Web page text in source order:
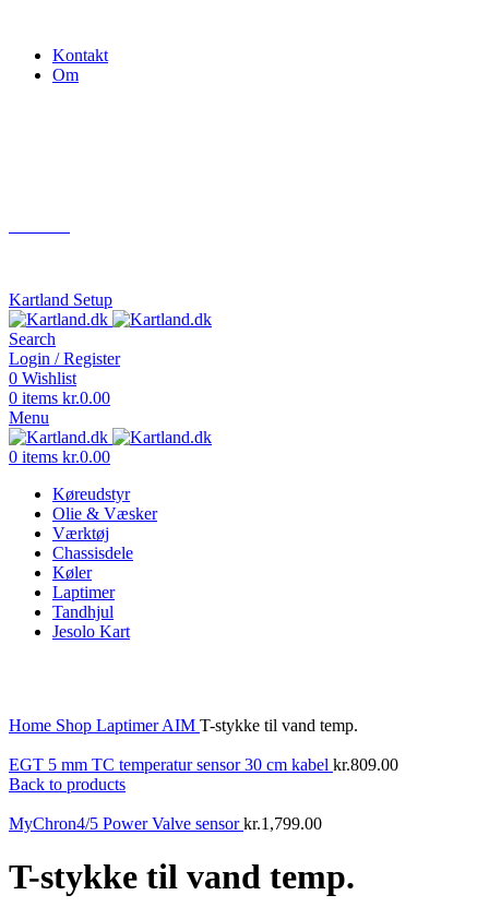
Kontakt
Om
Kartland Setup
Search
Login / Register
0 Wishlist
0 items kr.0.00
Menu
0 items kr.0.00
Køreudstyr
Olie & Væsker
Værktøj
Chassisdele
Køler
Laptimer
Tandhjul
Jesolo Kart
Home Shop LaptimerAIM T-stykke til vand temp.
EGT 5 mm TC temperatur sensor 30 cm kabel kr.809.00
Back to products
MyChron4/5 Power Valve sensorkr.1,799.00
T-stykke til vand temp.